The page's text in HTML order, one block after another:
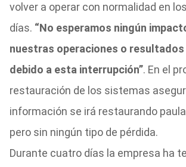
volver a operar con normalidad en
días. “No esperamos ningún
nuestras operaciones o
debido a esta interrupción”. En el
restauración de los sistemas
información se irá restaurando
pero sin ningún tipo de pérdida.
Durante cuatro días la empresa ha